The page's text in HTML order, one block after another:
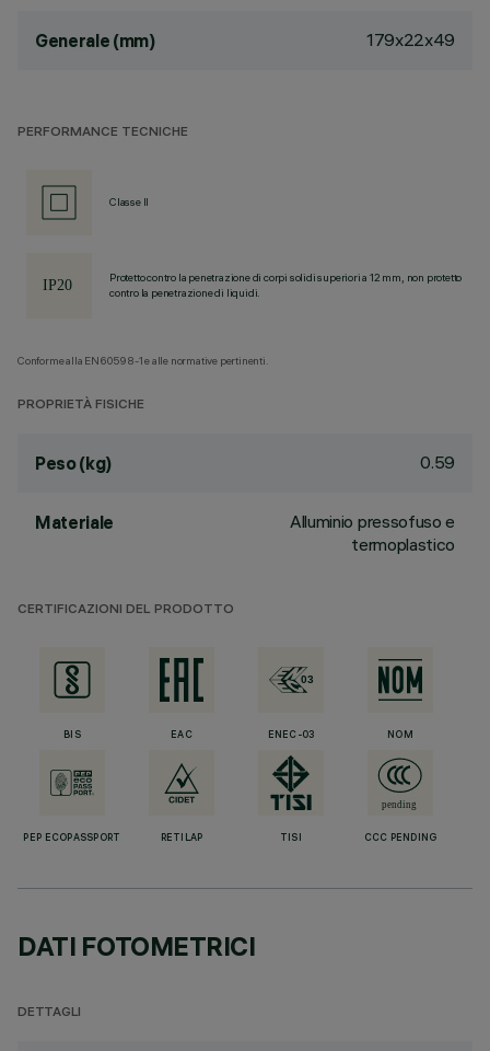
Generale (mm) 179x22x49
PERFORMANCE TECNICHE
Classe II
Protetto contro la penetrazione di corpi solidi superiori a 12 mm, non protetto
contro la penetrazione di liquidi.
Conforme alla EN60598-1 e alle normative pertinenti.
PROPRIETÀ FISICHE
Peso (kg) 0.59
Materiale
Alluminio pressofuso e
termoplastico
CERTIFICAZIONI DEL PRODOTTO
BIS EAC ENEC-03 NOM
PEP ECOPASSPORT RETILAP TISI CCC PENDING
DATI FOTOMETRICI
DETTAGLI